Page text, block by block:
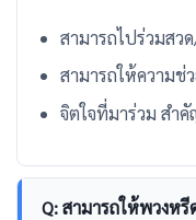
สามารถไปร่วมสว
สามารถให้ความช่
จิตใจที่มาร่วม สำคั
Q: สามารถให้พวงห